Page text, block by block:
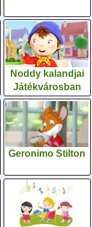
Noddy kalandjai
Játékvárosban
Geronimo Stilton